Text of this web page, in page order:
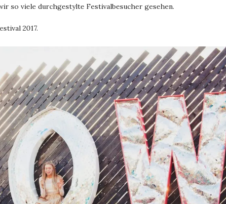
so viele durchgestylte Festivalbesucher gesehen.
2017.